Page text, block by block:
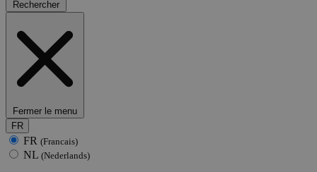
Rechercher
Fermer le menu
FR
FR (Francais)
NL (Nederlands)